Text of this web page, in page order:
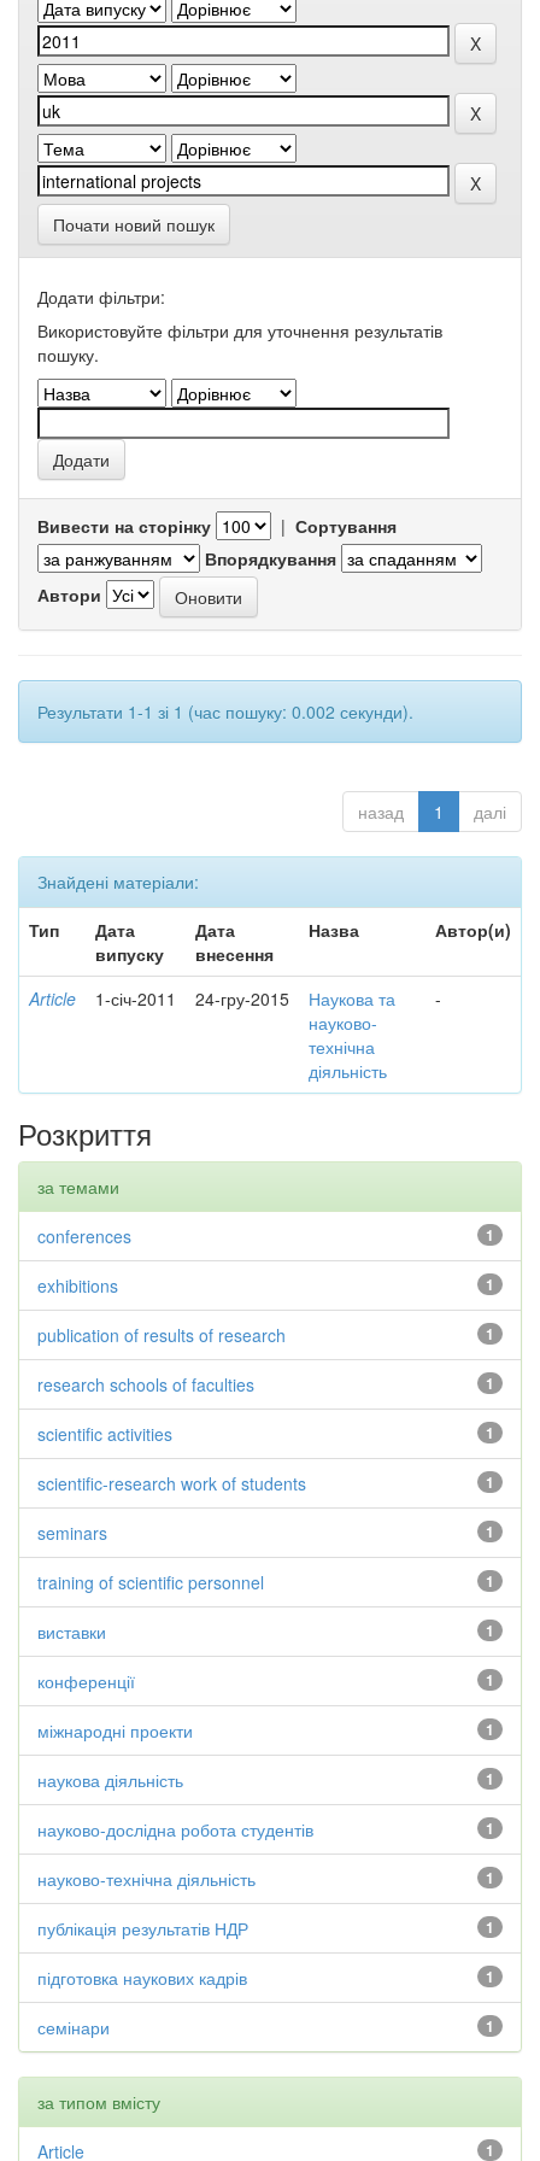
Почати новий пошук
Додати фільтри:
Використовуйте фільтри для уточнення результатів
пошуку.
Вивести на сторінку | Сортування
Впорядкування
Автори
Результати 1-1 зі 1 (час пошуку: 0.002 секунди).
назад 1 далі
Знайдені матеріали:
Тип
Дата
випуску
Дата
внесення
Назва Автор(и)
Article 1-січ-2011 24-гру-2015
Наукова та
науково-
технічна
діяльність
-
Розкриття
за темами
1
conferences
1
exhibitions
1
publication of results of research
1
research schools of faculties
1
scientific activities
1
scientific-research work of students
1
seminars
1
training of scientific personnel
1
виставки
1
конференції
1
міжнародні проекти
1
наукова діяльність
1
науково-дослідна робота студентів
1
науково-технічна діяльність
1
публікація результатів НДР
1
підготовка наукових кадрів
1
семінари
за типом вмісту
1
Article